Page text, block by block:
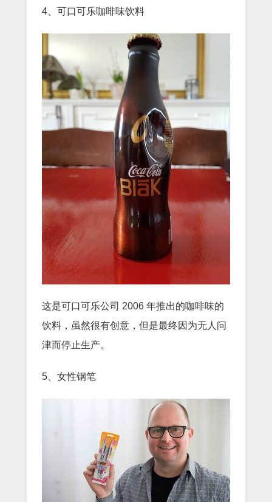
4、可口可乐咖啡味饮料
这是可口可乐公司 2006 年推出的咖啡味的
饮料，虽然很有创意，但是最终因为无人问
津而停止生产。
5、女性钢笔